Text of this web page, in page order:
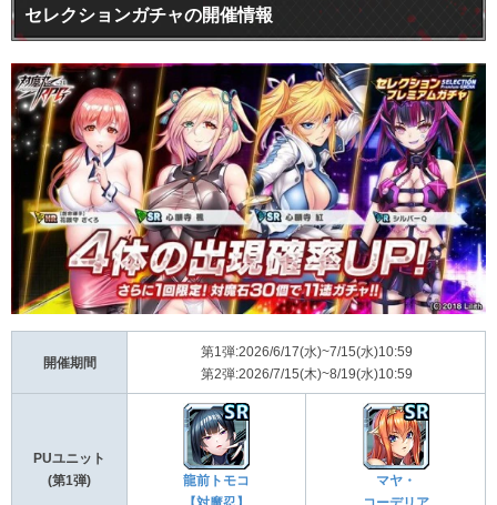
セレクションガチャの開催情報
開催期間
第1弾:2026/6/17(水)~7/15(水)10:59
第2弾:2026/7/15(木)~8/19(水)10:59
PUユニット
(第1弾)
龍前トモコ
マヤ・